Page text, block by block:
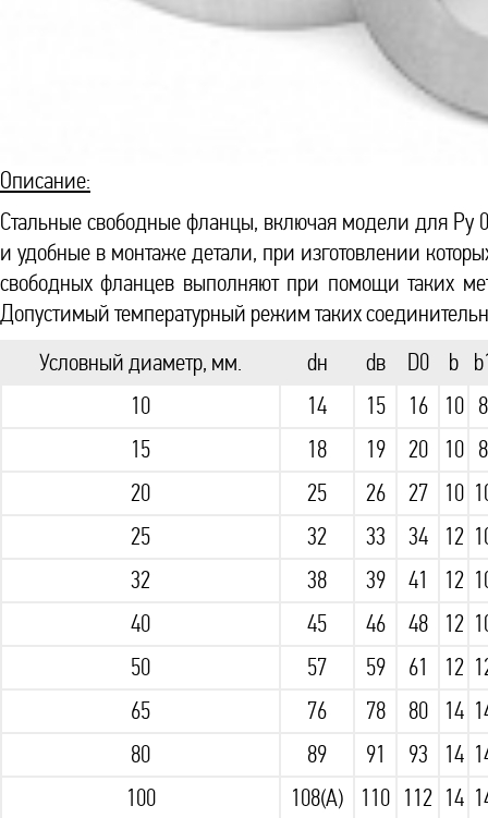
Описание:
Стальные свободные фланцы, включая модели для Ру
и удобные в монтаже детали, при изготовлении
свободных фланцев выполняют при помощи таких
Допустимый температурный режим таких
Условный диаметр, мм.
dн dв D0 b
10
14 15 16 10
8
15
18 19 20 10
8
20
25 26 27 10
25
32 33 34 12
32
38 39 41 12
40
45 46 48 12
50
57 59 61 12
65
76 78 80 14
80
89 91 93 14
100
108(А) 110 112 14